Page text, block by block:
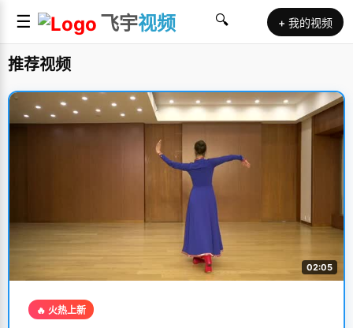
☰ 飞宇视频 🔍 + 我的视频
推荐视频
02:05
🔥 火热上新